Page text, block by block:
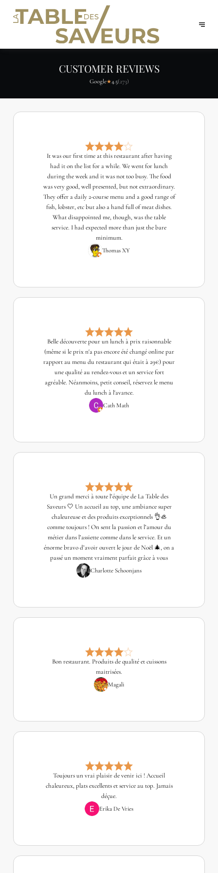
CUSTOMER REVIEWS
Google★4.5(273)
It was our first time at this restaurant after having
had it on the list for a while. We went for lunch
during the week and it was not too busy. The food
was very good, well presented, but not extraordinary.
They offer a daily 2-course menu and a good range of
fish, lobster, etc but also a hand full of meat dishes.
What disappointed me, though, was the table
service. I had expected more than just the bare
minimum.
Thomas XY
Belle découverte pour un lunch à prix raisonnable
(même si le prix n'a pas encore été changé online par
rapport au menu du restaurant qui était à 29€) pour
une qualité au rendez-vous et un service fort
agréable. Néanmoins, petit conseil, réservez le menu
du lunch à l'avance.
Cath Math
Un grand merci à toute l’équipe de La Table des
Saveurs 🤍 Un accueil au top, une ambiance super
chaleureuse et des produits exceptionnels 👌🦪
comme toujours ! On sent la passion et l’amour du
métier dans l’assiette comme dans le service. Et un
énorme bravo d’avoir ouvert le jour de Noël 🎄, on a
passé un moment vraiment parfait grâce à vous
Charlotte Schoonjans
Bon restaurant. Produits de qualité et cuissons
maitrisées.
Magali
Toujours un vrai plaisir de venir ici ! Accueil
chaleureux, plats excellents et service au top. Jamais
déçue.
Erika De Vries